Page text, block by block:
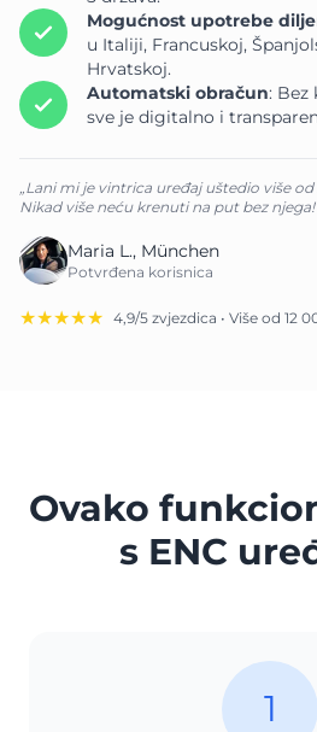
Mogućnost upotrebe
u Italiji, Francuskoj,
Hrvatskoj.
Automatski obračun: Bez
sve je digitalno i
„Lani mi je vintrica uređaj uštedio više
Nikad više neću krenuti na put bez
Maria L., München
Potvrđena korisnica
★★★★★ 4,9/5 zvjezdica • Više od 12
Ovako
s ENC
1